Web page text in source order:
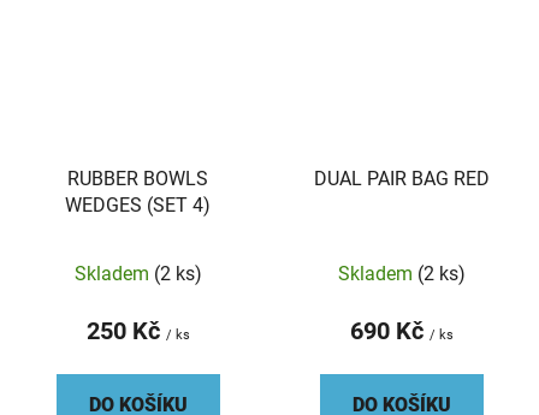
RUBBER BOWLS
WEDGES (SET 4)
Skladem (2 ks)
250 Kč / ks
DO KOŠÍKU
DUAL PAIR BAG RED
Skladem (2 ks)
690 Kč / ks
DO KOŠÍKU